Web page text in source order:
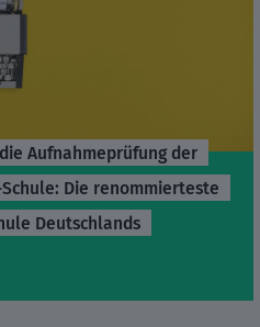
Aufnahmeprüfung der
Die renommierteste
Deutschlands